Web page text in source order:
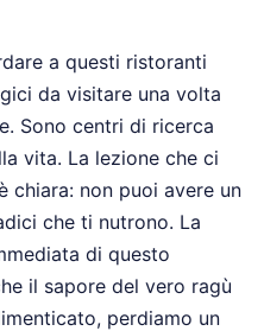
a questi ristoranti
da visitare una volta
Sono centri di ricerca
vita. La lezione che ci
chiara: non puoi avere un
che ti nutrono. La
di questo
il sapore del vero ragù
perdiamo un